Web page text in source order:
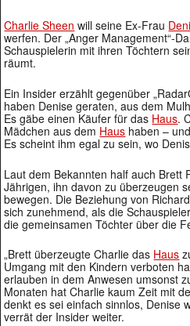
Charlie Sheen will seine Ex-Frau
werfen. Der „Anger Management“-
Schauspielerin mit ihren Töchtern
räumt.
Ein Insider erzählt gegenüber
haben Denise geraten, aus dem
Es gäbe einen Käufer für das Haus.
Mädchen aus dem Haus haben –
Es scheint ihm egal zu sein, wo
Laut dem Bekannten half auch Brett
Jährigen, ihn davon zu überzeugen
bewegen. Die Beziehung von
sich zunehmend, als die
die gemeinsamen Töchter über die
„Brett überzeugte Charlie das Haus
Umgang mit den Kindern verboten
erlauben in dem Anwesen umsonst
Monaten hat Charlie kaum Zeit mit
denkt es sei einfach sinnlos, Denise
verrät der Insider weiter.